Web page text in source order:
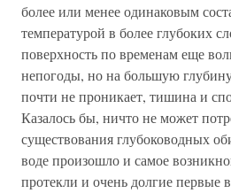
более или менее одинаковым
температурой в более глубоких
поверхность по временам еще
непогоды, но на большую
почти не проникает, тишина и
Казалось бы, ничто не может
существования глубоководных
воде произошло и самое
протекли и очень долгие первые